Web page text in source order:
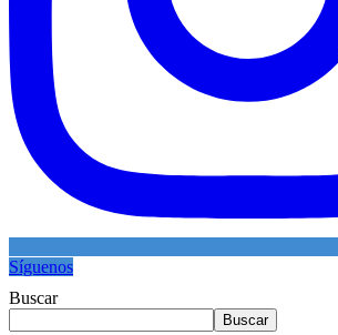
Síguenos
Buscar
Buscar